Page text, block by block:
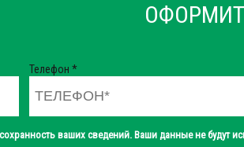
Телефон *
данныхваших сведений. Ваши данные не будут